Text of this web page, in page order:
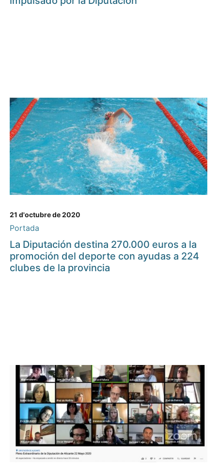
21 d'octubre de 2020
Portada
La Diputación destina 270.000 euros a la
promoción del deporte con ayudas a 224
clubes de la provincia